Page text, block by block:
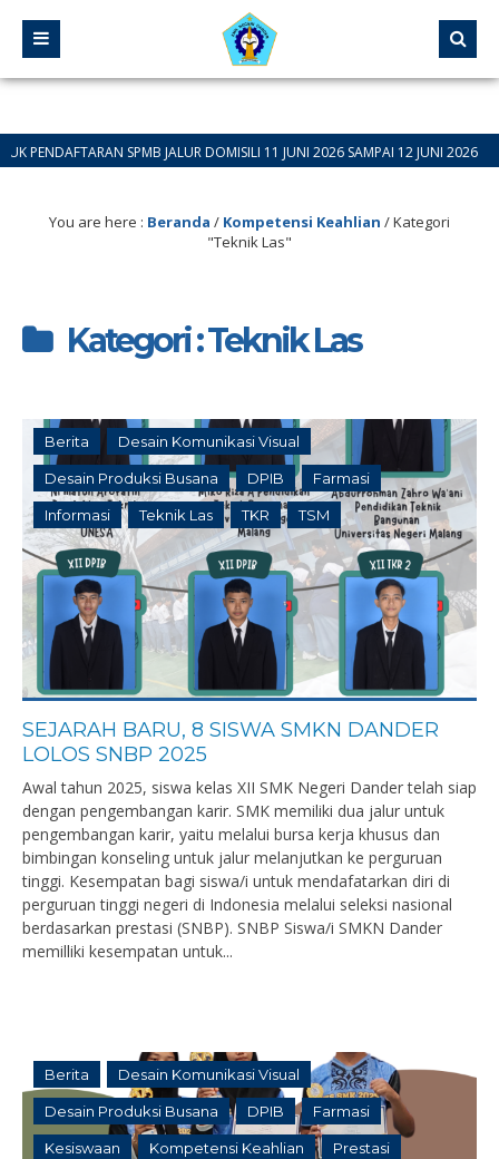
SPMB JALUR DOMISILI 11 JUNI 2026 SAMPAI 12 JUNI 2026
You are here : Beranda / Kompetensi Keahlian /Kategori
"Teknik Las"
Kategori : Teknik Las
Berita Desain Komunikasi Visual
Desain Produksi Busana DPIB Farmasi
Informasi Teknik Las TKR TSM
SEJARAH BARU, 8 SISWA SMKN DANDER
LOLOS SNBP 2025
Awal tahun 2025, siswa kelas XII SMK Negeri Dander telah siap
dengan pengembangan karir. SMK memiliki dua jalur untuk
pengembangan karir, yaitu melalui bursa kerja khusus dan
bimbingan konseling untuk jalur melanjutkan ke perguruan
tinggi. Kesempatan bagi siswa/i untuk mendafatarkan diri di
perguruan tinggi negeri di Indonesia melalui seleksi nasional
berdasarkan prestasi (SNBP). SNBP Siswa/i SMKN Dander
memilliki kesempatan untuk...
Berita Desain Komunikasi Visual
Desain Produksi Busana DPIB Farmasi
Kesiswaan Kompetensi Keahlian Prestasi